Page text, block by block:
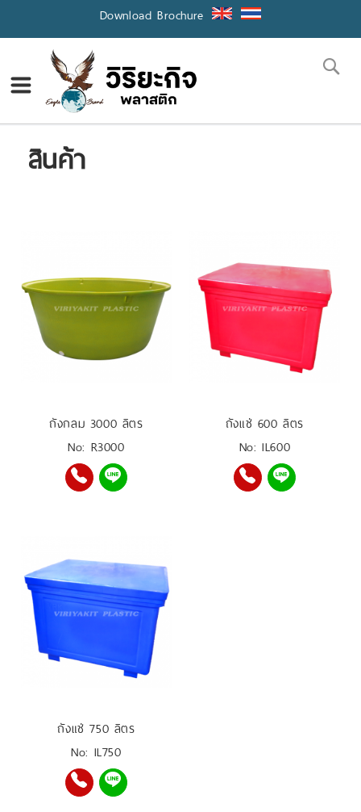
Skip
to
Download Brochure
สินค้า
ถังกลม 3000 ลิตร
No: R3000
ถังแช่ 600 ลิตร
No: IL600
ถังแช่ 750 ลิตร
No: IL750